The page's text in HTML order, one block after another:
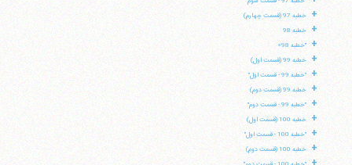
+ خطبه 97 (قسمت چهارم)
+ خطبه 98
+ "خطبه 98»
+ خطبه 99 (قسمت اول)
+ "خطبه 99 - قسمت اول"
+ خطبه 99 (قسمت دوم)
+ "خطبه 99 - قسمت دوم"
+ خطبه 100 (قسمت اول)
+ "خطبه 100 - قسمت اول"
+ خطبه 100 (قسمت دوم)